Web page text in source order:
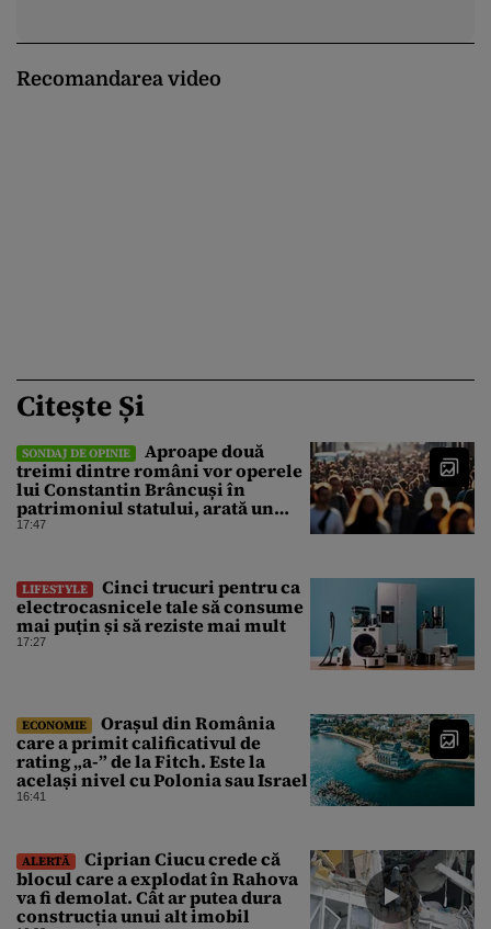
Recomandarea video
Citește Și
SONDAJ DE OPINIE
Aproape două
treimi dintre români vor operele
lui Constantin Brâncuși în
patrimoniul statului, arată un
sondaj
17:47
LIFESTYLE
Cinci trucuri pentru ca
electrocasnicele tale să consume
mai puțin și să reziste mai mult
17:27
ECONOMIE
Orașul din România
care a primit calificativul de
rating „a-” de la Fitch. Este la
același nivel cu Polonia sau Israel
16:41
ALERTĂ
Ciprian Ciucu crede că
blocul care a explodat în Rahova
va fi demolat. Cât ar putea dura
construcția unui alt imobil